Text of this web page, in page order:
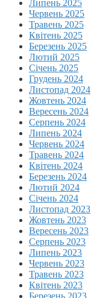
Липень 2025
Червень 2025
Травень 2025
Квітень 2025
Березень 2025
Лютий 2025
Січень 2025
Грудень 2024
Листопад 2024
Жовтень 2024
Вересень 2024
Серпень 2024
Липень 2024
Червень 2024
Травень 2024
Квітень 2024
Березень 2024
Лютий 2024
Січень 2024
Листопад 2023
Жовтень 2023
Вересень 2023
Серпень 2023
Липень 2023
Червень 2023
Травень 2023
Квітень 2023